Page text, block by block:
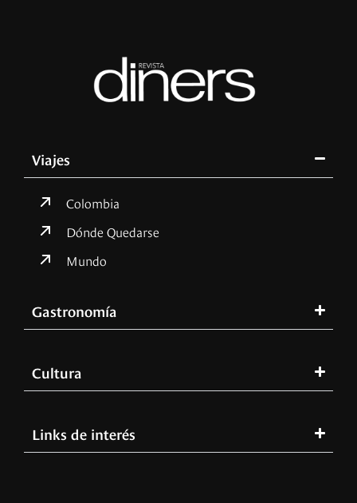
Viajes
Colombia
Dónde Quedarse
Mundo
Gastronomía
Cultura
Links de interés